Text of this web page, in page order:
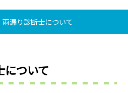
雨漏り診断士について
について